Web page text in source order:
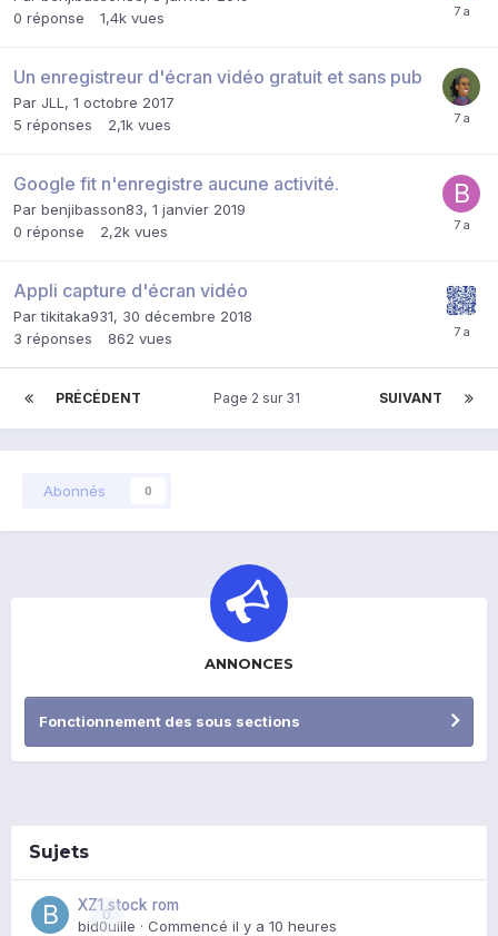
0 réponse 1,4k vues
Un enregistreur d'écran vidéo gratuit et sans pub
Par JLL , 1 octobre 2017
5 réponses 2,1k vues
Google fit n'enregistre aucune activité.
Par benjibasson83, 1 janvier 2019
0 réponse 2,2k vues
Appli capture d'écran vidéo
Partikitaka931, 30 décembre 2018
3 réponses 862 vues
PRÉCÉDENT SUIVANT
Page 2 sur 31
Abonnés 0
ANNONCES
Fonctionnement des sous sections
Sujets
0
XZ1 stock rom
bid0uille · Commencé il y a 10 heures